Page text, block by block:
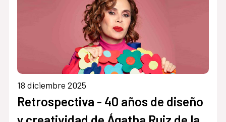
18 diciembre 2025
Retrospectiva - 40 años de diseño